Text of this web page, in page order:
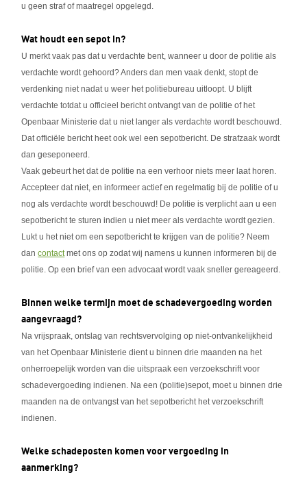
u geen straf of maatregel opgelegd.
Wat houdt een sepot in?
U merkt vaak pas dat u verdachte bent, wanneer u door de politie als
verdachte wordt gehoord? Anders dan men vaak denkt, stopt de
verdenking niet nadat u weer het politiebureau uitloopt. U blijft
verdachte totdat u officieel bericht ontvangt van de politie of het
Openbaar Ministerie dat u niet langer als verdachte wordt beschouwd.
Dat officiële bericht heet ook wel een sepotbericht. De strafzaak wordt
dan geseponeerd.
Vaak gebeurt het dat de politie na een verhoor niets meer laat horen.
Accepteer dat niet, en informeer actief en regelmatig bij de politie of u
nog als verdachte wordt beschouwd! De politie is verplicht aan u een
sepotbericht te sturen indien u niet meer als verdachte wordt gezien.
Lukt u het niet om een sepotbericht te krijgen van de politie? Neem
dancontactmet ons op zodat wij namens u kunnen informeren bij de
politie. Op een brief van een advocaat wordt vaak sneller gereageerd.
Binnen welke termijn moet de schadevergoeding worden
aangevraagd?
Na vrijspraak, ontslag van rechtsvervolging op niet-ontvankelijkheid
van het Openbaar Ministerie dient u binnen drie maanden na het
onherroepelijk worden van die uitspraak een verzoekschrift voor
schadevergoeding indienen. Na een (politie)sepot, moet u binnen drie
maanden na de ontvangst van het sepotbericht het verzoekschrift
indienen.
Welke schadeposten komen voor vergoeding in
aanmerking?